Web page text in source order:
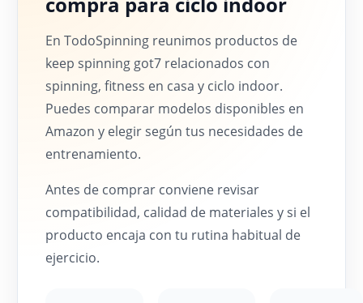
En TodoSpinning reunimos productos de
keep spinning got7 relacionados con
spinning, fitness en casa y ciclo indoor.
Puedes comparar modelos disponibles en
Amazon y elegir según tus necesidades de
entrenamiento.
Antes de comprar conviene revisar
compatibilidad, calidad de materiales y si el
producto encaja con tu rutina habitual de
ejercicio.